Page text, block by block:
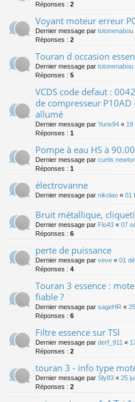
Réponses : 2
Voyant moteur erreur
Dernier message par totonenabou
Réponses : 2
Touran d occasion
Dernier message par totonenabou
Réponses : 5
VCDS code defaut :
de compresseur
allumé
Dernier message par Yuns94 « 19
Réponses : 1
Pompe à eau HS à
Dernier message par curtis
Réponses : 1
électrovanne
Dernier message par nikolao « 01
Bruit métallique,
Dernier message par Flo43 « 07
Réponses : 6
perte de puissance
Dernier message par veve « 01
Réponses : 4
Touran 3 essence :
fiable ?
Dernier message par sageHR «
Réponses : 6
Filtre essence sur TSI
Dernier message par derf_911 «
Réponses : 2
touran 3 - info type
Dernier message par Sly83 « 25
Réponses : 2